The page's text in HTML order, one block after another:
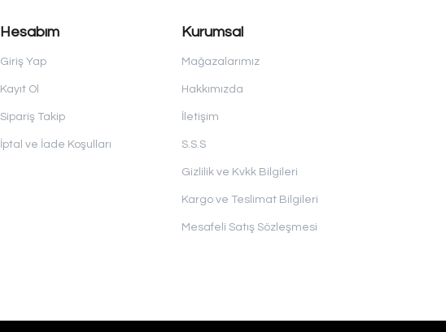
Hesabım
Giriş Yap
Kayıt Ol
Sipariş Takip
İptal ve İade Koşulları
Kurumsal
Mağazalarımız
Hakkımızda
İletişim
S.S.S
Gizlilik ve Kvkk Bilgileri
Kargo ve Teslimat Bilgileri
Mesafeli Satış Sözleşmesi